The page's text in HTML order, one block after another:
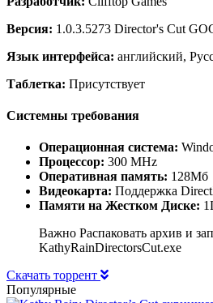
Версия: 1.0.3.5273 Director's Cut
Язык интерфейса: английский,
Таблетка: Присутствует
Системны требования
Операционная система:
Процессор: 300 MHz
Оперативная память: 128Мб
Видеокарта: Поддержка
Памяти на Жестком Диске:
Важно Распаковать архив и
KathyRainDirectorsCut.exe
Скачать торрент
Популярные